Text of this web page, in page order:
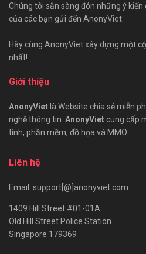
Chúng tôi sẵn sàng đón những ý
của các bạn gửi đến AnonyViet.
Hãy cùng AnonyViet xây dựng một
nhất!
Giới thiệu
AnonyVietlà Website chia sẻ miễn
nghệ thông tin. AnonyViet cung cấp
tính, phần mềm, đồ họa và MMO.
Liên hệ
Email: support[@]anonyviet.com
1409 Hill Street #01-01A
Old Hill Street Police Station
Singapore 179369